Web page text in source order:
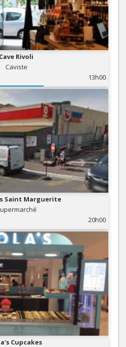
Cave Rivoli
Caviste
13h00
Saint Marguerite
20h00
Cupcakes